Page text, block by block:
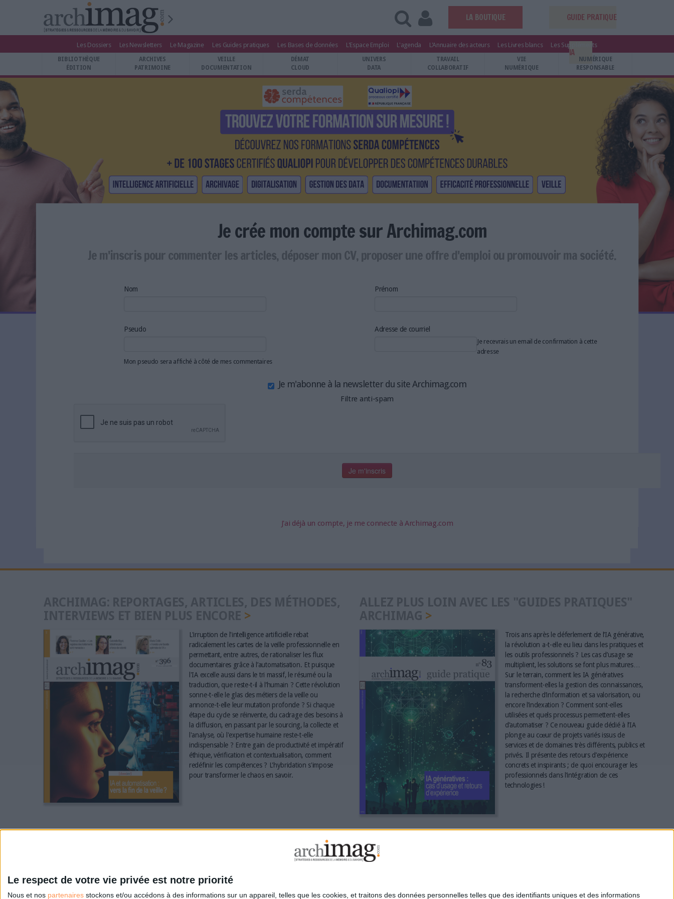
Le respect de votre vie privée est notre priorité
Nous et nos partenaires stockons et/ou accédons à des informations sur un appareil, telles que les cookies, et traitons des données personnelles telles que des identifiants uniques et des informations
LA BOUTIQUE GUIDE PRATIQUE
IA
BIBLIOTHÈQUE ÉDITION
ARCHIVES PATRIMOINE
VEILLE DOCUMENTATION
UNIVERS DATA
TRAVAIL COLLABORATIF
VIE NUMÉRIQUE
NUMÉRIQUE RESPONSABLE
L'ANNUAIRE DES ACTEURS
Les Dossiers Les Newsletters Le Magazine Les Guides pratiques Les Bases de données L'Espace Emploi L'agenda L'Annuaire des acteurs Les Livres blancs Les Suppléments
BIBLIOTHÈQUE
ÉDITION
ARCHIVES
PATRIMOINE
VEILLE
DOCUMENTATION
DÉMAT
CLOUD
UNIVERS
DATA
TRAVAIL
COLLABORATIF
VIE
NUMÉRIQUE
NUMÉRIQUE
RESPONSABLE
Je crée mon compte sur Archimag.com
Je m'inscris pour commenter les articles, déposer mon CV, proposer une offre d'emploi ou promouvoir ma société.
Nom
Pseudo
Mon pseudo sera affiché à côté de mes commentaires
Prénom
Adresse de courriel
Je recevrais un email de confirmation à cette
adresse
Je m'abonne à la newsletter du site Archimag.com
Filtre anti-spam
J'ai déjà un compte, je me connecte à Archimag.com
L'irruption de l'intelligence artificielle rebat
radicalement les cartes de la veille professionnelle en
permettant, entre autres, de rationaliser les flux
documentaires grâce à l’automatisation. Et puisque
l'IA excelle aussi dans le tri massif, le résumé ou la
traduction, que reste-t-il à l’humain ? Cette révolution
sonne-t-elle le glas des métiers de la veille ou
annonce-t-elle leur mutation profonde ? Si chaque
étape du cycle se réinvente, du cadrage des besoins à
la diffusion, en passant par le sourcing, la collecte et
l'analyse, où l'expertise humaine reste-t-elle
indispensable ? Entre gain de productivité et impératif
éthique, vérification et contextualisation, comment
redéfinir les compétences ? L'hybridation s'impose
pour transformer le chaos en savoir.
Trois ans après le déferlement de l’IA générative,
la révolution a-t-elle eu lieu dans les pratiques et
les outils professionnels ? Les cas d’usage se
multiplient, les solutions se font plus matures…
Sur le terrain, comment les IA génératives
transforment-elles la gestion des connaissances,
la recherche d’information et sa valorisation, ou
encore l’indexation ? Comment sont-elles
utilisées et quels processus permettent-elles
d’automatiser ? Ce nouveau guide dédié à l’IA
plonge au cœur de projets variés issus de
services et de domaines très différents, publics et
privés. Il présente des retours d’expérience
concrets et inspirants ; de quoi encourager les
professionnels dans l’intégration de ces
technologies !